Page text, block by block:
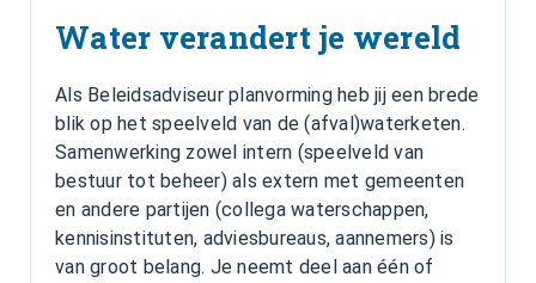
Water verandert je wereld
Als Beleidsadviseur planvorming heb jij een brede
blik op het speelveld van de (afval)waterketen.
Samenwerking zowel intern (speelveld van
bestuur tot beheer) als extern met gemeenten
en andere partijen (collega waterschappen,
kennisinstituten, adviesbureaus, aannemers) is
van groot belang. Je neemt deel aan één of